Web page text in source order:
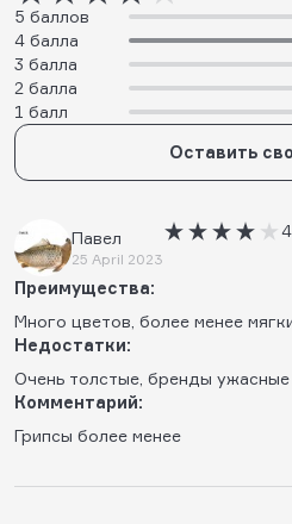
5 баллов
4 балла
3 балла
2 балла
1 балл
Оставить
Павел
25 April 2023
Преимущества:
Много цветов, более менее
Недостатки:
Очень толстые, бренды ужасные
Комментарий:
Грипсы более менее